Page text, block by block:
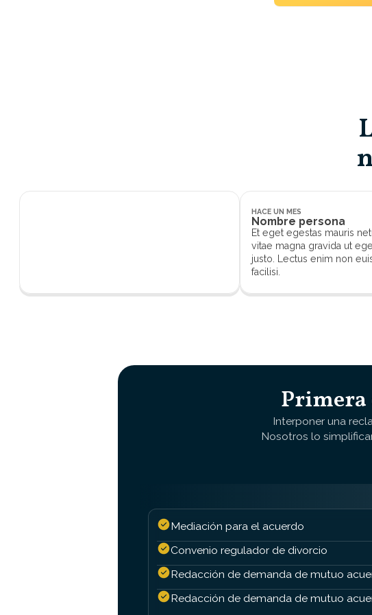
HACE UN MES
Nombre persona
Et eget egestas mauris
vitae magna gravida ut
justo. Lectus enim non
facilisi.
Primera
Interponer una
Nosotros lo
Mediación para el acuerdo
Convenio regulador de divorcio
Redacción de demanda de mutuo
Redacción de demanda de mutuo